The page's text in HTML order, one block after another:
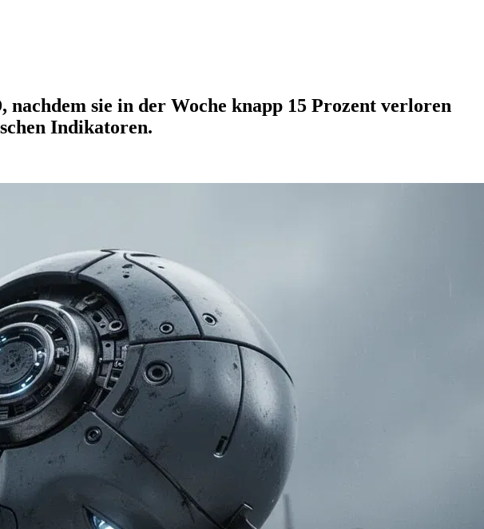
sie in der Woche knapp 15 Prozent verloren
Indikatoren.